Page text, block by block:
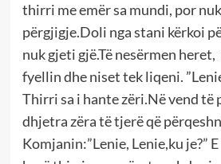
thirri me emër sa mundi, por
përgjigje.Doli nga stani kërkoi
nuk gjeti gjë.Të nesërmen
fyellin dhe niset tek liqeni.
Thirri sa i hante zëri.Në vend të
dhjetra zëra të tjerë që
Komjanin:”Lenie, Lenie,ku je?”